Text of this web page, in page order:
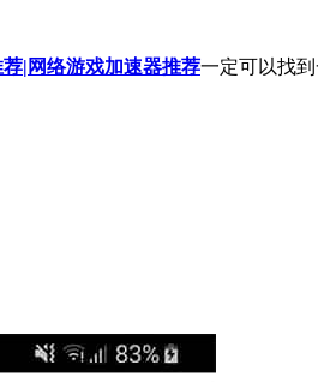
荐|网络游戏加速器推荐一定可以找